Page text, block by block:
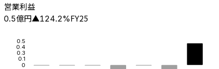
営業利益
0.5億円▲124.2%FY25
0
0.1
0.3
0.4
0.5